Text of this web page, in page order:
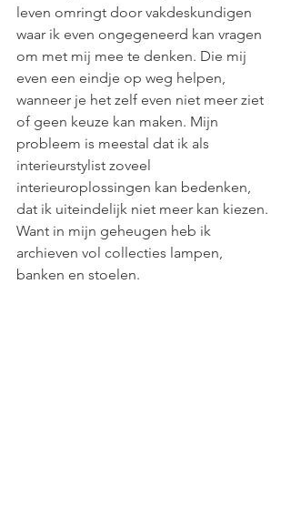
leven omringt door vakdeskundigen
waar ik even ongegeneerd kan vragen
om met mij mee te denken. Die mij
even een eindje op weg helpen,
wanneer je het zelf even niet meer ziet
of geen keuze kan maken. Mijn
probleem is meestal dat ik als
interieurstylist zoveel
interieuroplossingen kan bedenken,
dat ik uiteindelijk niet meer kan kiezen.
Want in mijn geheugen heb ik
archieven vol collecties lampen,
banken en stoelen.